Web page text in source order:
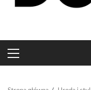
PRIMARY
MENU